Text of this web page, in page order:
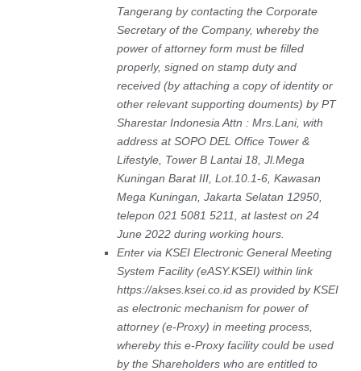
Tangerang by contacting the Corporate
Secretary of the Company, whereby the
power of attorney form must be filled
properly, signed on stamp duty and
received (by attaching a copy of identity or
other relevant supporting douments) by PT
Sharestar Indonesia Attn : Mrs.Lani, with
address at SOPO DEL Office Tower &
Lifestyle, Tower B Lantai 18, Jl.Mega
Kuningan Barat III, Lot.10.1-6, Kawasan
Mega Kuningan, Jakarta Selatan 12950,
telepon 021 5081 5211, at lastest on 24
June 2022 during working hours.
Enter via KSEI Electronic General Meeting
System Facility (eASY.KSEI) within link
https://akses.ksei.co.id as provided by KSEI
as electronic mechanism for power of
attorney (e-Proxy) in meeting process,
whereby this e-Proxy facility could be used
by the Shareholders who are entitled to